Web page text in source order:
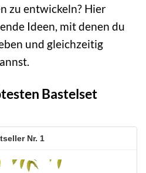
zu entwickeln? Hier
Ideen, mit denen du
und gleichzeitig
Bastelset
1